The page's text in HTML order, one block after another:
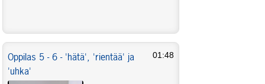
Oppilas 5 - 6 - 'hätä', 'rientää' ja
'uhka'
01:48